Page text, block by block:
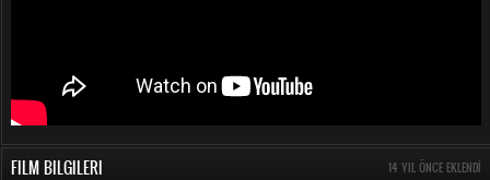
FILM BILGILERI 14 YIL ÖNCE EKLENDI